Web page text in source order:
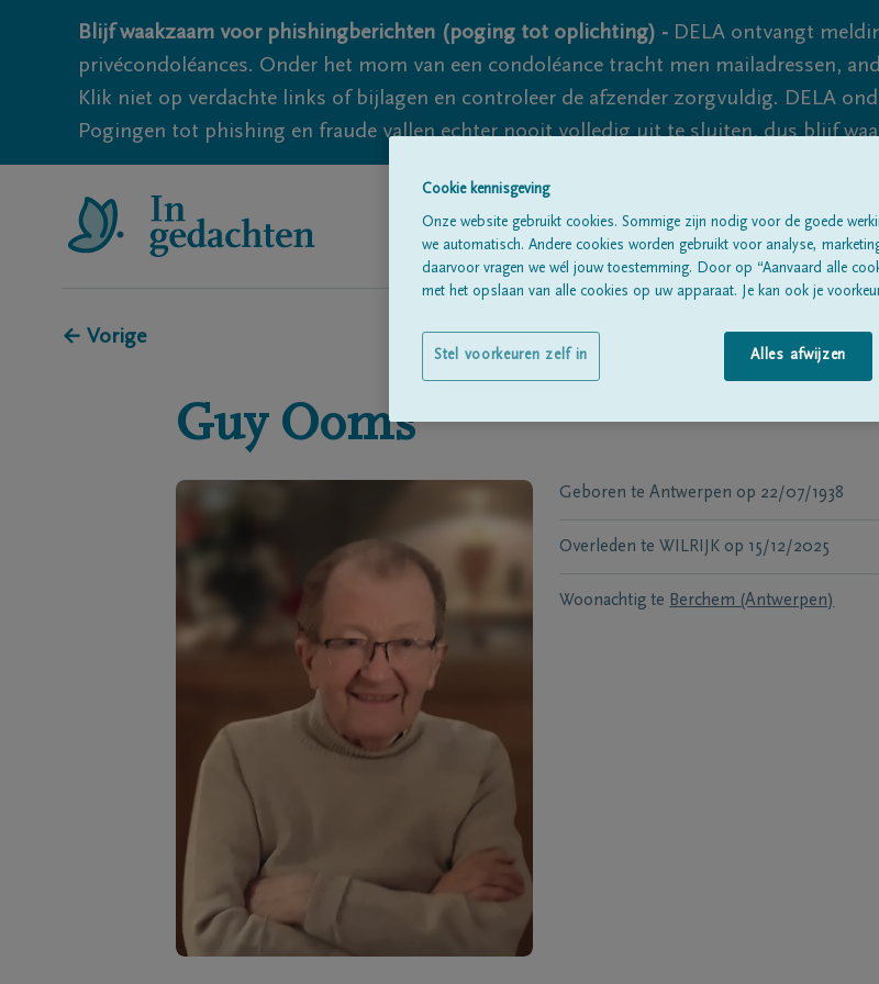
Blijf waakzaam voor phishingberichten (poging tot oplichting) - DELA ontvangt
privécondoléances. Onder het mom van een condoléance tracht men mailadressen,
Klik niet op verdachte links of bijlagen en controleer de afzender zorgvuldig. DELA
Pogingen tot phishing en fraude vallen echter nooit volledig uit te sluiten, dus blijf
Alle
← Vorige
Guy Ooms
Geboren te Antwerpen op 22/07/1938
Overleden te WILRIJK op 15/12/2025
Woonachtig te Berchem (Antwerpen)
Cookie kennisgeving
Onze website gebruikt cookies. Sommige zijn nodig voor de goede
we automatisch. Andere cookies worden gebruikt voor analyse,
daarvoor vragen we wél jouw toestemming. Door op “Aanvaard alle
met het opslaan van alle cookies op uw apparaat. Je kan ook je
Alles afwijzen
Stel voorkeuren zelf in